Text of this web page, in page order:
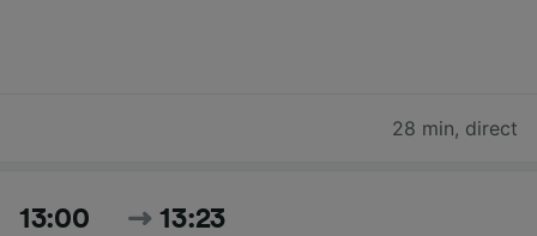
28 min, direct
13:00 13:23